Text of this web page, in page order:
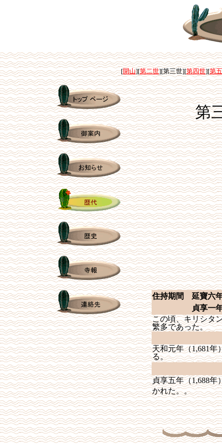
[開山][第二世][第三世][第四世][第
第
住持期間 延寶六
貞享一
この頃、キリシタ
繁多であった。
天和元年（1,681年
る。
貞享五年（1,688年
かれた。。